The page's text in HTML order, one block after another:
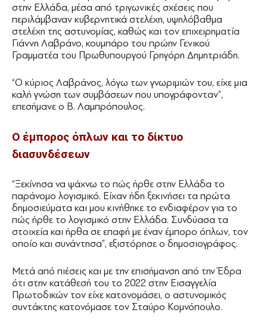
στην Ελλάδα, μέσα από τριγωνικές σχέσεις που
περιλάμβαναν κυβερνητικά στελέχη, υψηλόβαθμα
στελέχη της αστυνομίας, καθώς και τον επιχειρηματία
Γιάννη Λαβράνο, κουμπάρο του πρώην Γενικού
Γραμματέα του Πρωθυπουργού Γρηγόρη Δημητριάδη.
“Ο κύριος Λαβράνος, λόγω των γνωριμιών του, είχε μια
καλή γνώση των συμβάσεων που υπογράφονταν”,
επεσήμανε ο Β. Λαμπρόπουλος.
Ο έμπορος όπλων και το δίκτυο
διασυνδέσεων
“Ξεκίνησα να ψάχνω το πώς ήρθε στην Ελλάδα το
παράνομο λογισμικό. Είχαν ήδη ξεκινήσει τα πρώτα
δημοσιεύματα και μου κινήθηκε το ενδιαφέρον για το
πώς ήρθε το λογισμικό στην Ελλάδα. Συνδύασα τα
στοιχεία και ήρθα σε επαφή με έναν έμπορο όπλων, τον
οποίο και συνάντησα”, εξιστόρησε ο δημοσιογράφος.
Μετά από πιέσεις και με την επισήμανση από την Έδρα
ότι στην κατάθεσή του το 2022 στην Εισαγγελία
Πρωτοδικών τον είχε κατονομάσει, ο αστυνομικός
συντάκτης κατονόμασε τον Σταύρο Κομνόπουλο.